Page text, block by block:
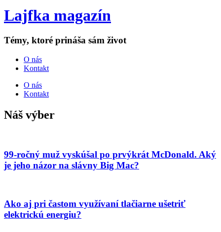
Lajfka magazín
Témy, ktoré prináša sám život
O nás
Kontakt
O nás
Kontakt
Náš výber
99-ročný muž vyskúšal po prvýkrát McDonald. Aký
je jeho názor na slávny Big Mac?
Ako aj pri častom využívaní tlačiarne ušetriť
elektrickú energiu?